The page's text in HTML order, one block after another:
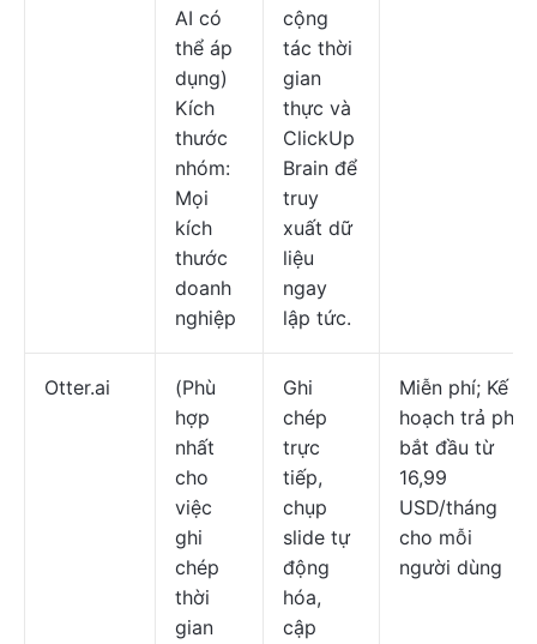
AI có
thể áp
dụng)
Kích
thước
nhóm:
Mọi
kích
thước
doanh
nghiệp
cộng
tác thời
gian
thực và
ClickUp
Brain để
truy
xuất dữ
liệu
ngay
lập tức.
Otter.ai
(Phù
hợp
nhất
cho
việc
ghi
chép
thời
gian
Ghi
chép
trực
tiếp,
chụp
slide tự
động
hóa,
cập
Miễn phí; Kế
hoạch trả phí
bắt đầu từ
16,99
USD/tháng
cho mỗi
người dùng